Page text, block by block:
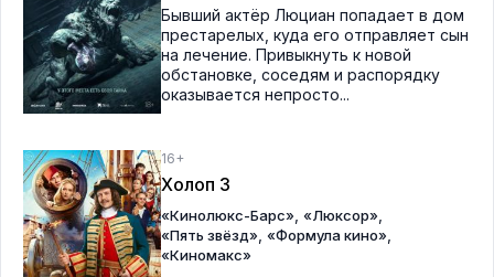
Бывший актёр Люциан попадает в дом
престарелых, куда его отправляет сын
на лечение. Привыкнуть к новой
обстановке, соседям и распорядку
оказывается непросто...
16+
Холоп 3
«Кинолюкс-Барс» «Люксор»
«Пять звёзд» «Формула кино»
«Киномакс»